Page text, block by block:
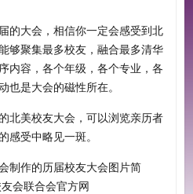
的大会，相信你一定会感受到北
够聚集最多校友，融合最多清华
内容，各个年级，各个专业，各
也是大会的磁性所在。
北美校友大会，可以浏览亲历者
感受中略见一斑。
制作的历届校友大会图片简
会联合会官方网